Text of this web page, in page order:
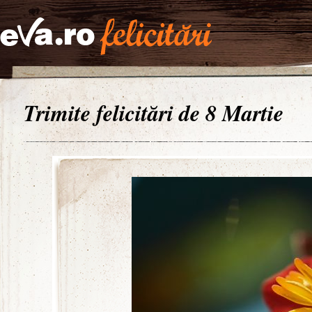
Trimite felicitări de 8 Martie